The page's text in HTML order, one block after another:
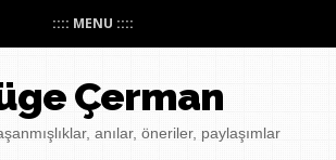
:::: MENU ::::
Çerman
anılar, öneriler, paylaşımlar